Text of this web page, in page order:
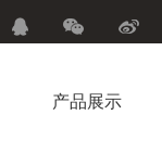
产品展示